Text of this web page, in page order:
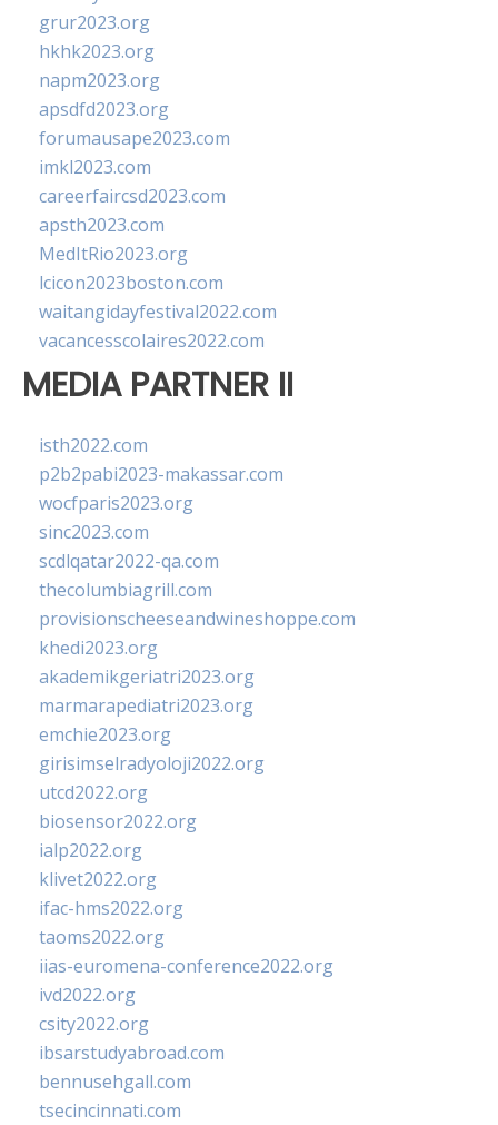
grur2023.org
hkhk2023.org
napm2023.org
apsdfd2023.org
forumausape2023.com
imkl2023.com
careerfaircsd2023.com
apsth2023.com
MedItRio2023.org
lcicon2023boston.com
waitangidayfestival2022.com
vacancesscolaires2022.com
MEDIA PARTNER II
isth2022.com
p2b2pabi2023-makassar.com
wocfparis2023.org
sinc2023.com
scdlqatar2022-qa.com
thecolumbiagrill.com
provisionscheeseandwineshoppe.com
khedi2023.org
akademikgeriatri2023.org
marmarapediatri2023.org
emchie2023.org
girisimselradyoloji2022.org
utcd2022.org
biosensor2022.org
ialp2022.org
klivet2022.org
ifac-hms2022.org
taoms2022.org
iias-euromena-conference2022.org
ivd2022.org
csity2022.org
ibsarstudyabroad.com
bennusehgall.com
tsecincinnati.com